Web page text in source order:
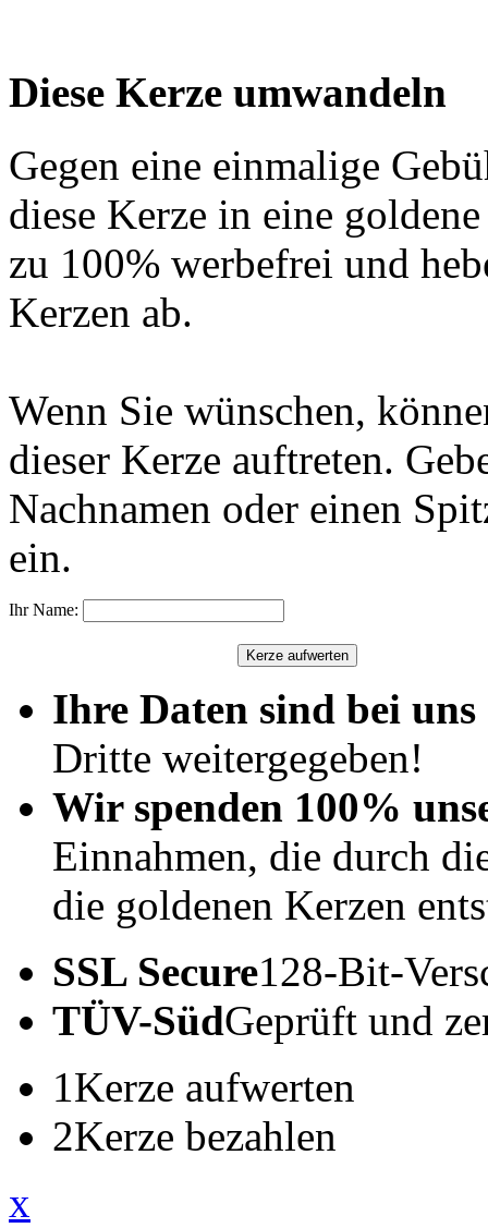
Diese Kerze umwandeln
Gegen eine einmalige
diese Kerze in eine
zu 100% werbefrei und
Kerzen ab.
Wenn Sie wünschen,
dieser Kerze auftreten.
Nachnamen oder einen
ein.
Ihr Name:
Ihre Daten sind bei uns
Dritte weitergegeben!
Wir spenden 100%
Einnahmen, die durch
die goldenen Kerzen
SSL Secure128-Bit-
TÜV-SüdGeprüft und
1Kerze aufwerten
2Kerze bezahlen
x